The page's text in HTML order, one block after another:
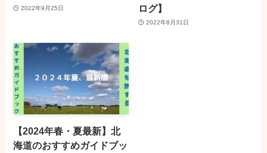
2022年9月25日
ログ】
2022年8月31日
【2024年春・夏最新】北
海道のおすすめガイドブッ